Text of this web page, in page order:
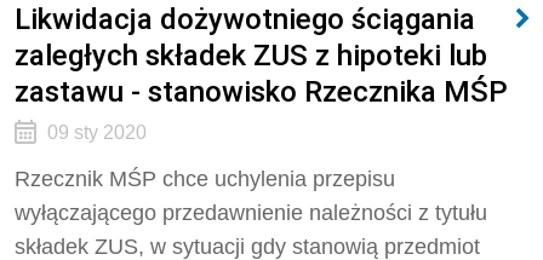
Likwidacja dożywotniego ściągania
zaległych składek ZUS z hipoteki lub
zastawu - stanowisko Rzecznika MŚP
09 sty 2020
Rzecznik MŚP chce uchylenia przepisu
wyłączającego przedawnienie należności z tytułu
składek ZUS, w sytuacji gdy stanowią przedmiot